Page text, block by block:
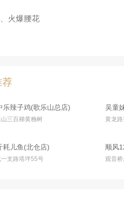
火爆腰花
荐
乐辣子鸡(歌乐山总店)
三百梯黄桷树
吴童
黄龙
耗儿鱼(北仓店)
支路塔坪55号
顺风
观音